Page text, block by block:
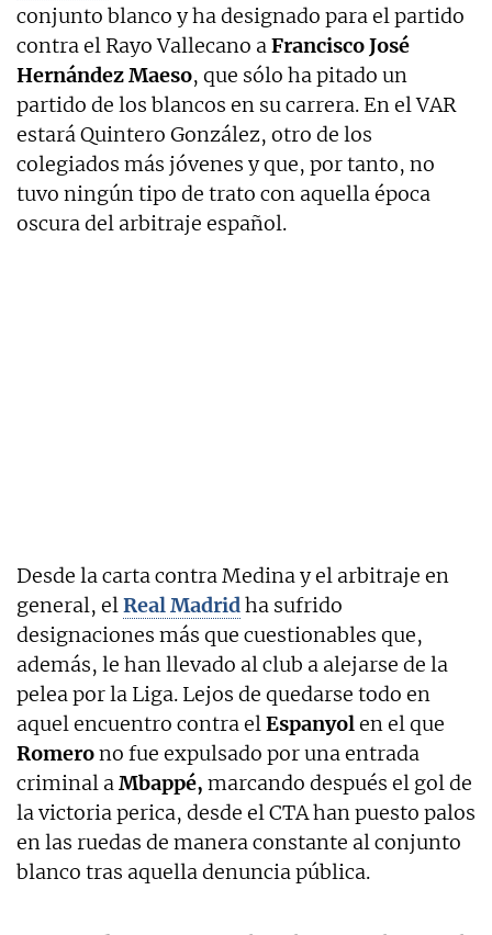
conjunto blanco y ha designado para el partido
contra el Rayo Vallecano aFrancisco José
Hernández Maeso, que sólo ha pitado un
partido de los blancos en su carrera. En el VAR
estará Quintero González, otro de los
colegiados más jóvenes y que, por tanto, no
tuvo ningún tipo de trato con aquella época
oscura del arbitraje español.
Desde la carta contra Medina y el arbitraje en
general, elReal Madridha sufrido
designaciones más que cuestionables que,
además, le han llevado al club a alejarse de la
pelea por la Liga. Lejos de quedarse todo en
aquel encuentro contra elEspanyolen el que
Romerono fue expulsado por una entrada
criminal aMbappé, marcando después el gol de
la victoria perica, desde el CTA han puesto palos
en las ruedas de manera constante al conjunto
blanco tras aquella denuncia pública.